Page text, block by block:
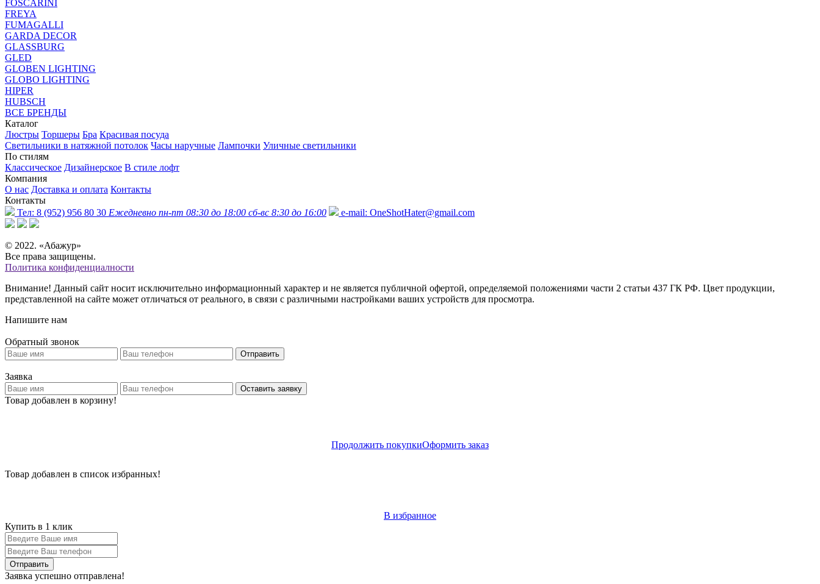
FOSCARINI
FREYA
FUMAGALLI
GARDA DECOR
GLASSBURG
GLED
GLOBEN LIGHTING
GLOBO LIGHTING
HIPER
HUBSCH
ВСЕ БРЕНДЫ
Каталог
Люстры Торшеры Бра Красивая посуда
Светильники в натяжной потолок Часы наручные Лампочки Уличные светильники
По стилям
Классическое Дизайнерское В стиле лофт
Компания
О нас Доставка и оплата Контакты
Контакты
Тел: 8 (952) 956 80 30 Ежедневно пн-пт 08:30 до 18:00 сб-вс 8:30 до 16:00 e-mail: OneShotHater@gmail.com
© 2022. «Абажур»
Все права защищены.
Политика конфиденциалности
Внимание! Данный сайт носит исключительно информационный характер и не является публичной офертой, определяемой положениями части 2 статьи 437 ГК РФ. Цвет продукции,
представленной на сайте может отличаться от реального, в связи с различными настройками ваших устройств для просмотра.
Напишите нам
Обратный звонок
Отправить
Заявка
Оставить заявку
Товар добавлен в корзину!
Продолжить покупкиОформить заказ
Товар добавлен в список избранных!
В избранное
Купить в 1 клик
Заявка успешно отправлена!